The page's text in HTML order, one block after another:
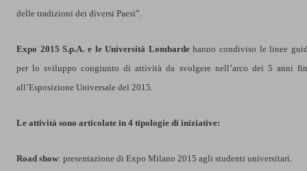
delle tradizioni dei diversi Paesi”.
Expo 2015 S.p.A. e le Università Lombardehanno condiviso le linee
per lo sviluppo congiunto di attività da svolgere nell’arco dei 5 anni
all’Esposizione Universale del 2015.
Le attività sono articolate in 4 tipologie di iniziative:
Road show: presentazione di Expo Milano 2015 agli studenti universitari.